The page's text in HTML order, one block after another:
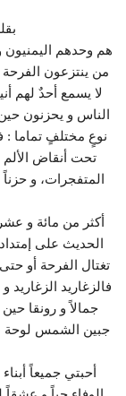
هم وحدهم اليمنيون
من ينتزعون الفرحة
لا يسمع أحدٌ لهم
الناس و يحزنون
نوعٍ مختلفٍ تماما :
تحت أنقاض الألم و
المتفجرات، و
أكثر من مائة و
الحديث على
تغتال الفرحة أو
فالزغاريد الزغاريد و
جمالاً و رونقا
جبين الشمس لوحة
أحبتي جميعاً